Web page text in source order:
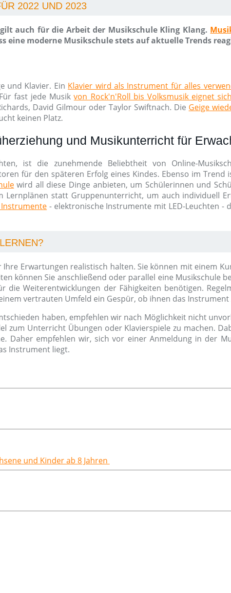
2022 UND 2023
auch für die Arbeit der Musikschule Kling Klang.
eine moderne Musikschule stets auf aktuelle Trends
und Klavier. Ein Klavier wird als Instrument für alles
fast jede Musikvon Rock'n'Roll bis Volksmusik eignet
David Gilmour oder Taylor Swiftnach. Die Geige
keinen Platz.
und Musikunterricht für
ist die zunehmende Beliebtheit von Online-
für den späteren Erfolg eines Kindes. Ebenso im Trend
wird all diese Dinge anbieten, um Schülerinnen und
statt Gruppenunterricht, um auch individuell
- elektronische Instrumente mit LED-Leuchten
Ihre Erwartungen realistisch halten. Sie können mit einem
können Sie anschließend oder parallel eine Musikschule
die Weiterentwicklungen der Fähigkeiten benötigen.
vertrauten Umfeld ein Gespür, ob ihnen das Instrument
haben, empfehlen wir nach Möglichkeit nicht
zum Unterricht Übungen oder Klavierspiele zu machen.
Daher empfehlen wir, sich vor einer Anmeldung in der
Instrument liegt.
und Kinder ab 8 Jahren